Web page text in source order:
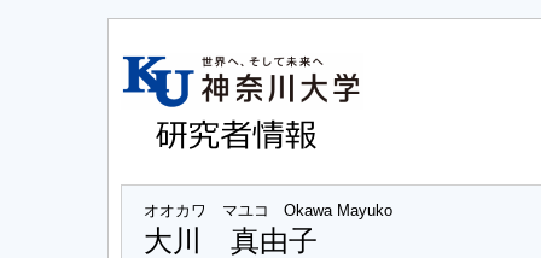
オオカワ マユコ Okawa Mayuko
大川 真由子